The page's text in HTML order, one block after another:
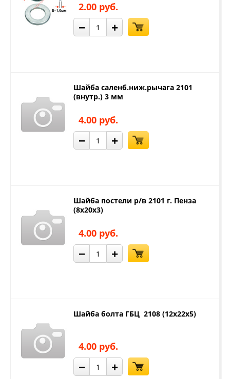
2.00 руб.
− +
Шайба саленб.ниж.рычага 2101
(внутр.) 3 мм
4.00 руб.
− +
Шайба постели р/в 2101 г. Пенза
(8х20х3)
4.00 руб.
− +
Шайба болта ГБЦ 2108 (12х22х5)
4.00 руб.
− +